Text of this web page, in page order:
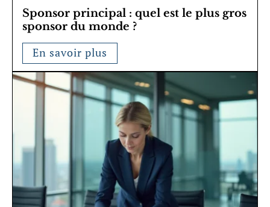
Sponsor principal : quel est le plus gros
sponsor du monde ?
En savoir plus